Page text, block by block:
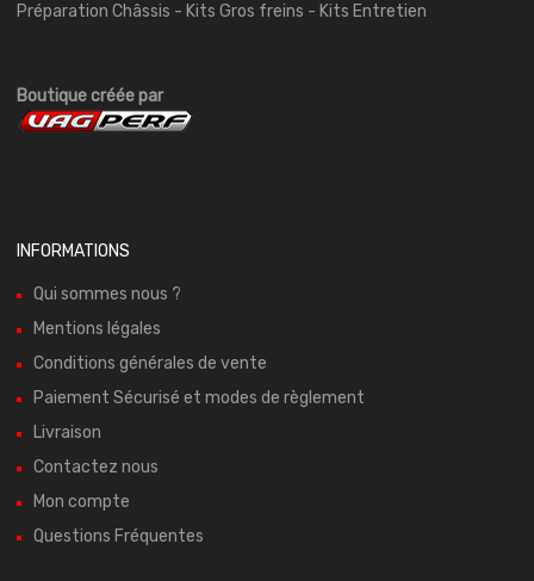
Préparation Châssis - Kits Gros freins - Kits Entretien
Boutique créée par
INFORMATIONS
Qui sommes nous ?
Mentions légales
Conditions générales de vente
Paiement Sécurisé et modes de règlement
Livraison
Contactez nous
Mon compte
Questions Fréquentes